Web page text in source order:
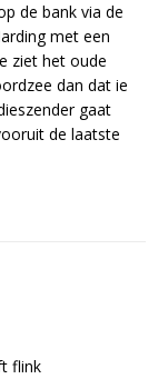
de bank via de
met een
ziet het oude
dan dat ie
gaat
de laatste
flink